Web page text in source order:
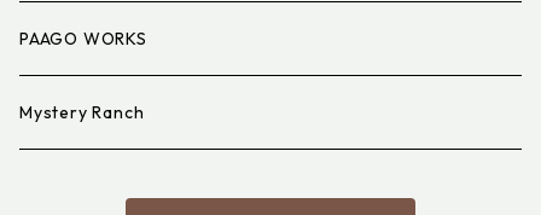
PAAGO WORKS
Mystery Ranch